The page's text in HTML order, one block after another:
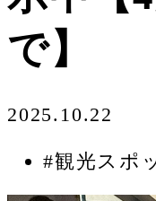
で】
2025.10.22
#観光スポ